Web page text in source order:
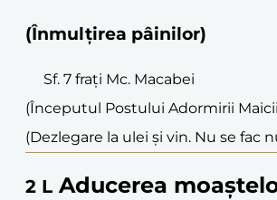
(Înmulțirea pâinilor)
Sf. 7 frați Mc. Macabei
(Începutul Postului Adormirii
(Dezlegare la ulei și vin. Nu se fac
2 L Aducerea